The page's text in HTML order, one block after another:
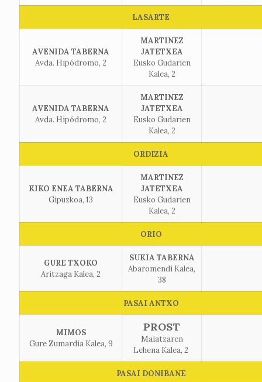
LASARTE
AVENIDA TABERNA
Avda. Hipódromo, 2
MARTINEZ
JATETXEA
Eusko Gudarien
Kalea, 2
AVENIDA TABERNA
Avda. Hipódromo, 2
MARTINEZ
JATETXEA
Eusko Gudarien
Kalea, 2
ORDIZIA
KIKO ENEA TABERNA
Gipuzkoa, 13
MARTINEZ
JATETXEA
Eusko Gudarien
Kalea, 2
ORIO
GURE TXOKO
Aritzaga Kalea, 2
SUKIA TABERNA
Abaromendi Kalea,
38
PASAI ANTXO
MIMOS
Gure Zumardia Kalea, 9
PROST
Maiatzaren
Lehena Kalea, 2
PASAI DONIBANE